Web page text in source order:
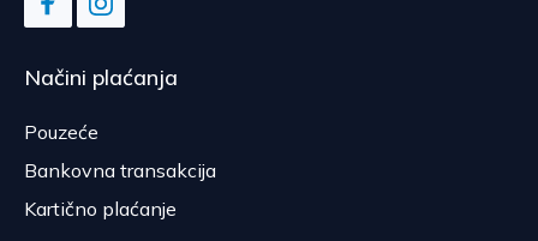
Načini plaćanja
Pouzeće
Bankovna transakcija
Kartično plaćanje